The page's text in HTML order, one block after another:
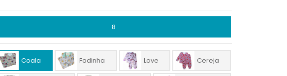
8
Coala Fadinha Love Cereja